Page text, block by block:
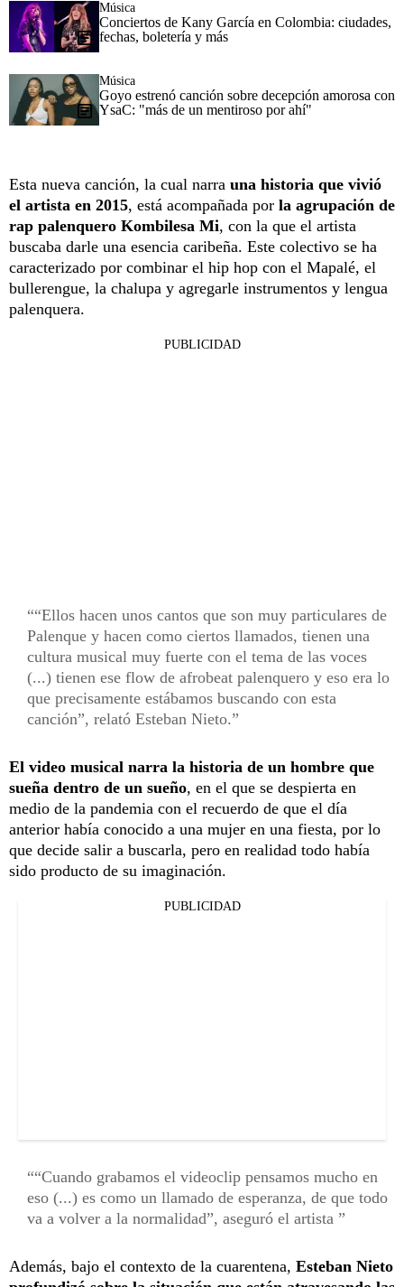
Música
Conciertos de Kany García en Colombia: ciudades,
fechas, boletería y más
Música
Goyo estrenó canción sobre decepción amorosa con
YsaC: "más de un mentiroso por ahí"
Esta nueva canción, la cual narra una historia que vivió
el artista en 2015, está acompañada por la agrupación de
rap palenquero Kombilesa Mi, con la que el artista
buscaba darle una esencia caribeña. Este colectivo se ha
caracterizado por combinar el hip hop con el Mapalé, el
bullerengue, la chalupa y agregarle instrumentos y lengua
palenquera.
PUBLICIDAD
“Ellos hacen unos cantos que son muy particulares de
Palenque y hacen como ciertos llamados, tienen una
cultura musical muy fuerte con el tema de las voces
(...) tienen ese flow de afrobeat palenquero y eso era lo
que precisamente estábamos buscando con esta
canción”, relató Esteban Nieto.
El video musical narra la historia de un hombre que
sueña dentro de un sueño, en el que se despierta en
medio de la pandemia con el recuerdo de que el día
anterior había conocido a una mujer en una fiesta, por lo
que decide salir a buscarla, pero en realidad todo había
sido producto de su imaginación.
PUBLICIDAD
“Cuando grabamos el videoclip pensamos mucho en
eso (...) es como un llamado de esperanza, de que todo
va a volver a la normalidad”, aseguró el artista
Además, bajo el contexto de la cuarentena, Esteban Nieto